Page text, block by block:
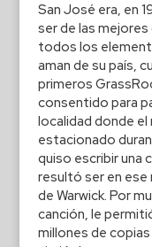
San José era, en
ser de las mejores
todos los
aman de su país,
primeros
consentido para
localidad donde el
estacionado
quiso escribir una
resultó ser en
de Warwick. Por
canción, le
millones de